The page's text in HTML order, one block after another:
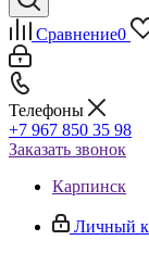
Сравнение0
Телефоны
+7 967 850 35 98
Заказать звонок
Карпинск
Личный